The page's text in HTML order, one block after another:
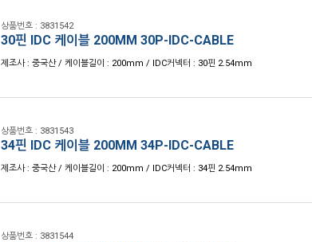
상품번호 : 3831542
30핀 IDC 케이블 200MM 30P-IDC-CABLE
제조사 : 중국산 / 케이블길이 : 200mm / IDC커넥터 : 30핀 2.54mm
상품번호 : 3831543
34핀 IDC 케이블 200MM 34P-IDC-CABLE
제조사 : 중국산 / 케이블길이 : 200mm / IDC커넥터 : 34핀 2.54mm
상품번호 : 3831544